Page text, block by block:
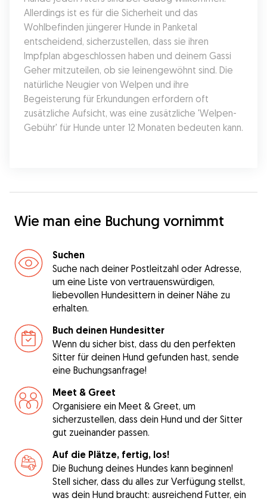
Allerdings ist es für die Sicherheit und das
Wohlbefinden jüngerer Hunde in Panketal
entscheidend, sicherzustellen, dass sie ihren
Impfplan abgeschlossen haben und deinem Gassi
Geher mitzuteilen, ob sie leinengewöhnt sind. Die
natürliche Neugier von Welpen und ihre
Begeisterung für Erkundungen erfordern oft
zusätzliche Aufsicht, was eine zusätzliche 'Welpen-
Gebühr' für Hunde unter 12 Monaten bedeuten kann.
Wie man eine Buchung vornimmt
Suchen
Suche nach deiner Postleitzahl oder Adresse,
um eine Liste von vertrauenswürdigen,
liebevollen Hundesittern in deiner Nähe zu
erhalten.
Buch deinen Hundesitter
Wenn du sicher bist, dass du den perfekten
Sitter für deinen Hund gefunden hast, sende
eine Buchungsanfrage!
Meet & Greet
Organisiere ein Meet & Greet, um
sicherzustellen, dass dein Hund und der Sitter
gut zueinander passen.
Auf die Plätze, fertig, los!
Die Buchung deines Hundes kann beginnen!
Stell sicher, dass du alles zur Verfügung stellst,
was dein Hund braucht: ausreichend Futter, ein